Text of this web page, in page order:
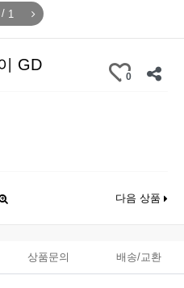
/ 1
GD
0
다음 상품
상품문의 배송/교환